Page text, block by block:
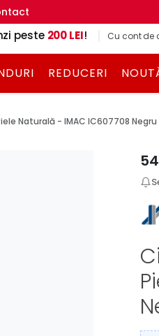
peste 200 LEI! Cu cont de
REDUCERI
Naturală - IMAC IC607708 Negru